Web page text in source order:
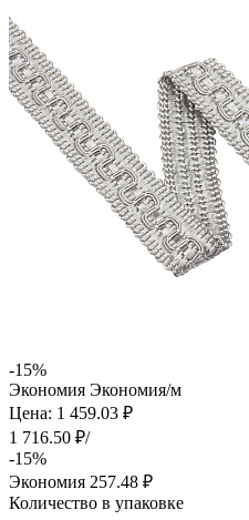
-15%
Экономия Экономия/м
Цена: 1 459.03 ₽
1 716.50 ₽/
-15%
Экономия 257.48 ₽
Количество в упаковке